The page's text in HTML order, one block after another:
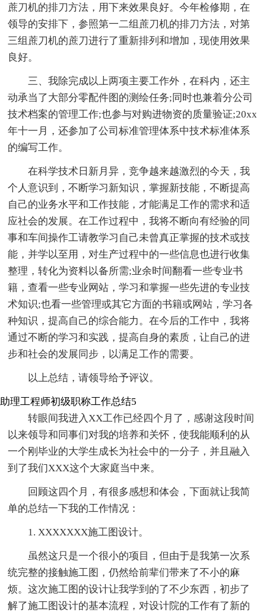
蔗刀机的排刀方法，用下来效果良好。今年检修期，在
领导的安排下，参照第一二组蔗刀机的排刀方法，对第
三组蔗刀机的蔗刀进行了重新排列和增加，现使用效果
良好。
三、我除完成以上两项主要工作外，在科内，还主
动承当了大部分零配件图的测绘任务;同时也兼着分公司
技术档案的管理工作;也参与对购进物资的质量验证;20xx
年十一月，还参加了公司标准管理体系中技术标准体系
的编写工作。
在科学技术日新月异，竞争越来越激烈的今天，我
个人意识到，不断学习新知识，掌握新技能，不断提高
自己的业务水平和工作技能，才能满足工作的需求和适
应社会的发展。在工作过程中，我将不断向有经验的同
事和车间操作工请教学习自己未曾真正掌握的技术或技
能，并学以至用，对生产过程中的一些信息也进行收集
整理，转化为资料以备所需;业余时间翻看一些专业书
籍，查看一些专业网站，学习和掌握一些先进的专业技
术知识;也看一些管理或其它方面的书籍或网站，学习各
种知识，提高自己的综合能力。在今后的工作中，我将
通过不断的学习和实践，提高自身的素质，让自己的进
步和社会的发展同步，以满足工作的需要。
以上总结，请领导给予评议。
助理工程师初级职称工作总结5
转眼间我进入XX工作已经四个月了，感谢这段时间
以来领导和同事们对我的培养和关怀，使我能顺利的从
一个刚毕业的大学生成长为社会中的一分子，并且融入
到了我们XXX这个大家庭当中来。
回顾这四个月，有很多感想和体会，下面就让我简
单的总结一下我的工作情况：
1. XXXXXXX施工图设计。
虽然这只是一个很小的项目，但由于是我第一次系
统完整的接触施工图，仍然给前辈们带来了不小的麻
烦。这次施工图的设计让我学到的了不少东西，初步了
解了施工图设计的基本流程，对设计院的工作有了新的